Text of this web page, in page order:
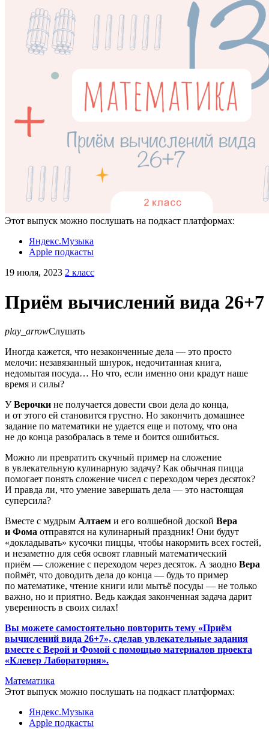
Этот выпуск можно послушать на подкаст платформах:
Яндекс.Музыка
Apple подкасты
19 июля, 2023 2 класс
Приём вычислений вида 26+7
play_arrowСлушать
Иногда кажется, что незаконченные дела — это просто
мелочи: незавязанный шнурок, недочитанная книга,
недомытая посуда… Но что, если именно они крадут наше
время и силы?
УВерочки не получается довести свои дела до конца,
и от этого ей становится грустно. Но закончить домашнее
задание по математики не удается еще и потому, что она
не до конца разобралась в теме и боится ошибиться.
Можно ли превратить скучный пример на сложение
в увлекательную кулинарную задачу? Как обычная пицца
помогает понять сложение чисел с переходом через десяток?
И правда ли, что умение завершать дела — это настоящая
суперсила?
Вместе с мудрым Алтаем и его волшебной доской Вера
и Фома отправятся на кулинарный праздник! Они будут
«докладывать» кусочки пиццы, чтобы накормить всех гостей,
и незаметно для себя освоят главный математический
приём — сложение с переходом через десяток. А заодно Вера
поймёт, что доводить дела до конца — будь то пример
по математике, чтение книги или мытьё посуды — не только
важно, но и приятно. Ведь каждая законченная задача дарит
уверенность в своих силах!
Вы можете самостоятельно повторить тему «Приём
вычислений вида 26+7», сделав увлекательные задания
вместе с Верой и Фомой с помощью материалов проекта
«Клевер Лаборатория».
Математика
Этот выпуск можно послушать на подкаст платформах:
Яндекс.Музыка
Apple подкасты